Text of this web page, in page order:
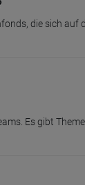
die sich
Es gibt